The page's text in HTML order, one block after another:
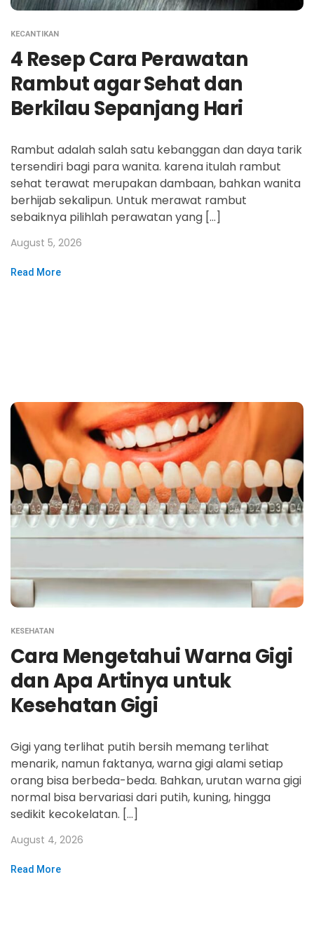
KECANTIKAN
4 Resep Cara Perawatan
Rambut agar Sehat dan
Berkilau Sepanjang Hari
Rambut adalah salah satu kebanggan dan daya tarik
tersendiri bagi para wanita. karena itulah rambut
sehat terawat merupakan dambaan, bahkan wanita
berhijab sekalipun. Untuk merawat rambut
sebaiknya pilihlah perawatan yang […]
August 5, 2026
Read More
KESEHATAN
Cara Mengetahui Warna Gigi
dan Apa Artinya untuk
Kesehatan Gigi
Gigi yang terlihat putih bersih memang terlihat
menarik, namun faktanya, warna gigi alami setiap
orang bisa berbeda-beda. Bahkan, urutan warna gigi
normal bisa bervariasi dari putih, kuning, hingga
sedikit kecokelatan. […]
August 4, 2026
Read More